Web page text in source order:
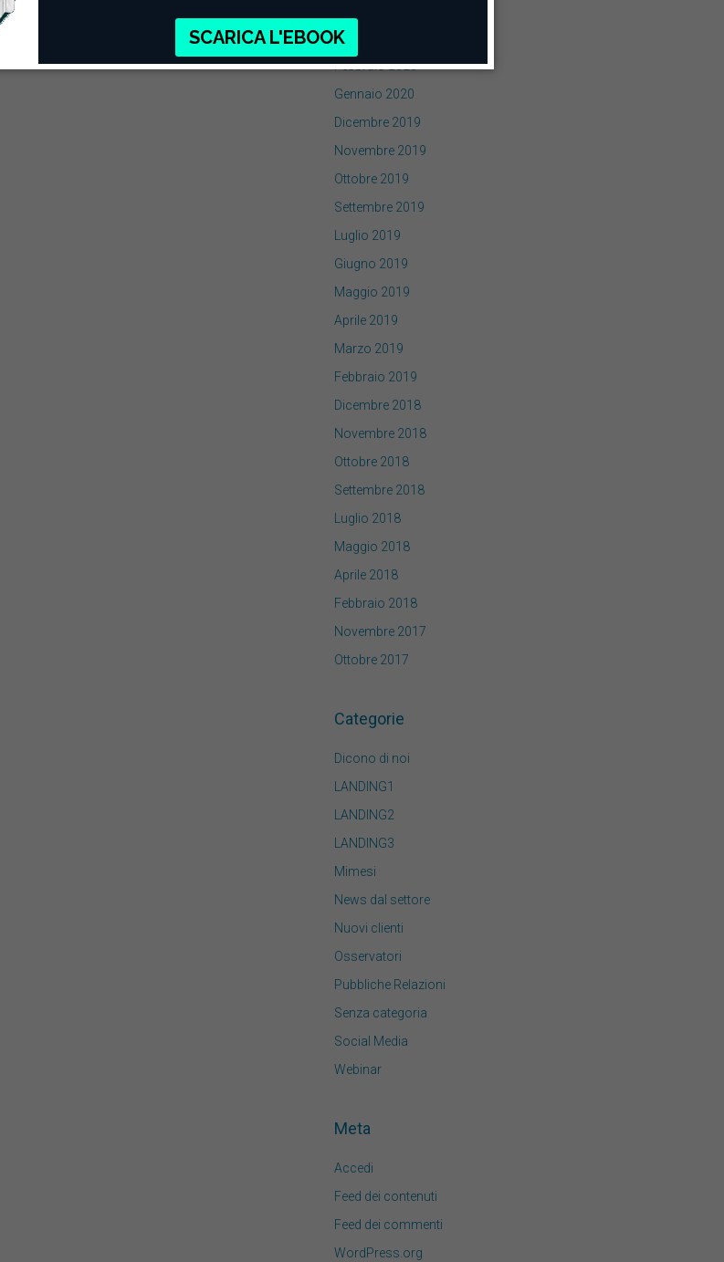
Marzo 2020
Febbraio 2020
Gennaio 2020
Dicembre 2019
Novembre 2019
Ottobre 2019
Settembre 2019
Luglio 2019
Giugno 2019
Maggio 2019
Aprile 2019
Marzo 2019
Febbraio 2019
Dicembre 2018
Novembre 2018
Ottobre 2018
Settembre 2018
Luglio 2018
Maggio 2018
Aprile 2018
Febbraio 2018
Novembre 2017
Ottobre 2017
Categorie
Dicono di noi
LANDING1
LANDING2
LANDING3
Mimesi
News dal settore
Nuovi clienti
Osservatori
Pubbliche Relazioni
Senza categoria
Social Media
Webinar
Meta
Accedi
Feed dei contenuti
Feed dei commenti
WordPress.org